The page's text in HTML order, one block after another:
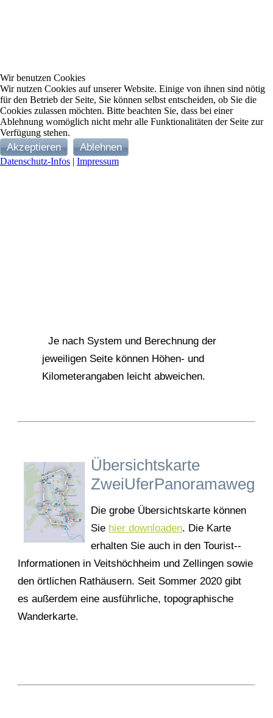
Je nach System und Berechnung der
jeweiligen Seite können Höhen- und
Kilometerangaben leicht abweichen.
Übersichtskarte
ZweiUferPanoramaweg
Die grobe Übersichtskarte können
Sie hier downloaden. Die Karte
erhalten Sie auch in den Tourist--
Informationen in Veitshöchheim und Zellingen sowie
den örtlichen Rathäusern. Seit Sommer 2020 gibt
es außerdem eine ausführliche, topographische
Wanderkarte.
Wir benutzen Cookies
Wir nutzen Cookies auf unserer Website. Einige von ihnen sind nötig
für den Betrieb der Seite, Sie können selbst entscheiden, ob Sie die
Cookies zulassen möchten. Bitte beachten Sie, dass bei einer
Ablehnung womöglich nicht mehr alle Funktionalitäten der Seite zur
Verfügung stehen.
Akzeptieren Ablehnen
Datenschutz-Infos | Impressum